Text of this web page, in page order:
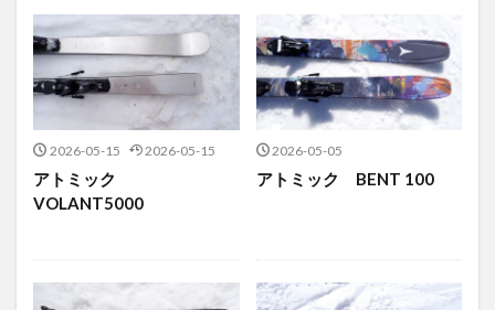
2026-05-15 2026-05-15
アトミック
VOLANT5000
2026-05-05
アトミック BENT 100